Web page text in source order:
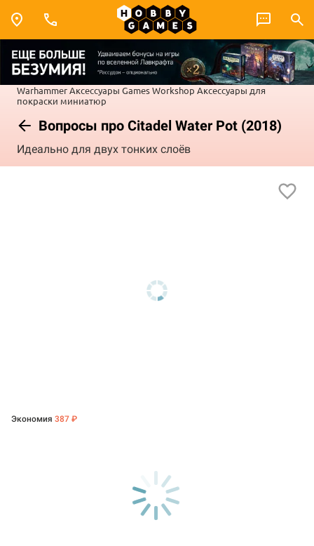
WarhammerАксессуары Games Workshop Аксессуары для
покраски миниатюр
Вопросы про Citadel Water Pot (2018)
Идеально для двух тонких слоёв
Экономия 387 ₽